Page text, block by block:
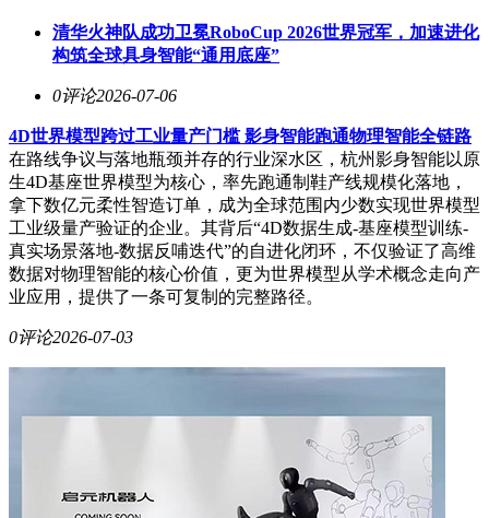
清华火神队成功卫冕RoboCup 2026世界冠军，加速进化
构筑全球具身智能“通用底座”
0评论2026-07-06
4D世界模型跨过工业量产门槛 影身智能跑通物理智能全链路
在路线争议与落地瓶颈并存的行业深水区，杭州影身智能以原
生4D基座世界模型为核心，率先跑通制鞋产线规模化落地，
拿下数亿元柔性智造订单，成为全球范围内少数实现世界模型
工业级量产验证的企业。其背后“4D数据生成-基座模型训练-
真实场景落地-数据反哺迭代”的自进化闭环，不仅验证了高维
数据对物理智能的核心价值，更为世界模型从学术概念走向产
业应用，提供了一条可复制的完整路径。
0评论2026-07-03